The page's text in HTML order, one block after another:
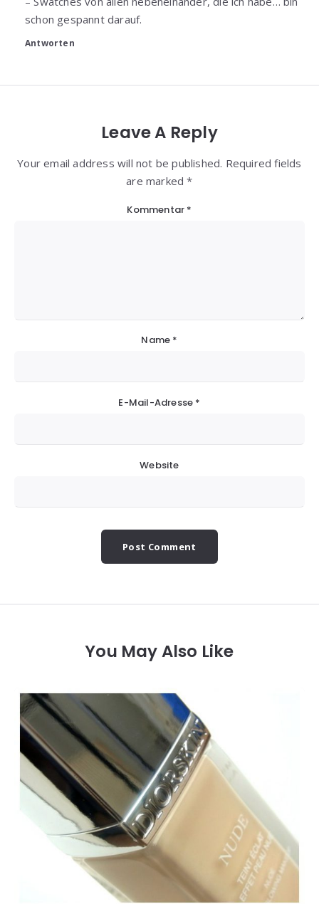
schon gespannt darauf.
Antworten
Leave A Reply
Your email address will not be published. Required fields
are marked *
Kommentar *
Name *
E-Mail-Adresse *
Website
You May Also Like